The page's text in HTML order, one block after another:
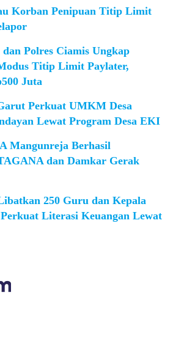
Korban Penipuan Titip Limit
Polres Ciamis Ungkap
Titip Limit Paylater,
Juta
Perkuat UMKM Desa
Lewat Program Desa EKI
Mangunreja Berhasil
dan Damkar Gerak
250 Guru dan Kepala
Literasi Keuangan Lewat